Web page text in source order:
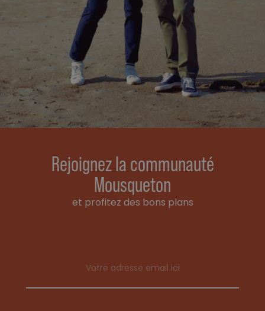
Rejoignez la communauté
Mousqueton
et profitez des bons plans